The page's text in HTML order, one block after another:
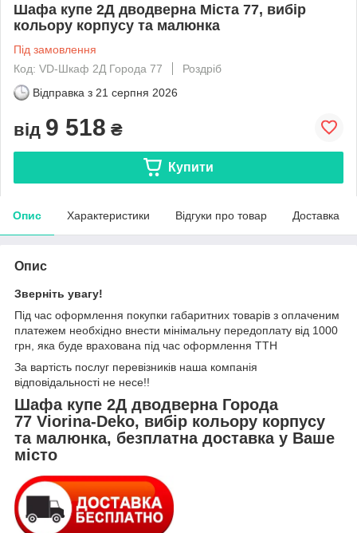
Шафа купе 2Д дводверна Міста 77, вибір
кольору корпусу та малюнка
Під замовлення
Код: VD-Шкаф 2Д Города 77
Роздріб
Відправка з 21 серпня 2026
від 9 518 ₴
Купити
Опис Характеристики Відгуки про товар Доставка
Опис
Зверніть увагу!
Під час оформлення покупки габаритних товарів з оплаченим
платежем необхідно внести мінімальну передоплату від 1000
грн, яка буде врахована під час оформлення ТТН
За вартість послуг перевізників наша компанія
відповідальності не несе!!
Шафа купе 2Д дводверна Города
77 Viorina-Deko, вибір кольору корпусу
та малюнка, безплатна доставка у Ваше
місто